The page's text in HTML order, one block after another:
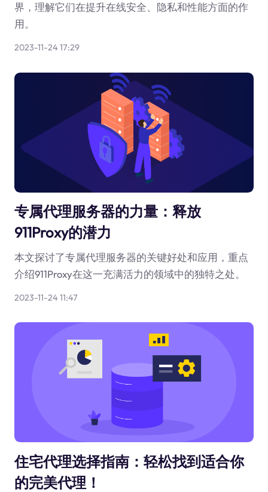
界，理解它们在提升在线安全、隐私和性能方面的作
用。
2023-11-24 17:29
专属代理服务器的力量：释放
911Proxy的潜力
本文探讨了专属代理服务器的关键好处和应用，重点
介绍911Proxy在这一充满活力的领域中的独特之处。
2023-11-24 11:47
住宅代理选择指南：轻松找到适合你
的完美代理！